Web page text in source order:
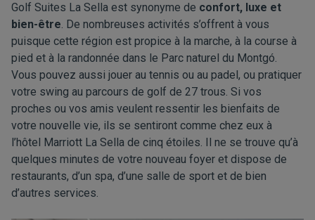
Golf Suites La Sella est synonyme de confort, luxe et
bien-être. De nombreuses activités s’offrent à vous
puisque cette région est propice à la marche, à la course à
pied et à la randonnée dans le Parc naturel du Montgó.
Vous pouvez aussi jouer au tennis ou au padel, ou pratiquer
votre swing au parcours de golf de 27 trous. Si vos
proches ou vos amis veulent ressentir les bienfaits de
votre nouvelle vie, ils se sentiront comme chez eux à
l’hôtel Marriott La Sella de cinq étoiles. Il ne se trouve qu’à
quelques minutes de votre nouveau foyer et dispose de
restaurants, d’un spa, d’une salle de sport et de bien
d’autres services.